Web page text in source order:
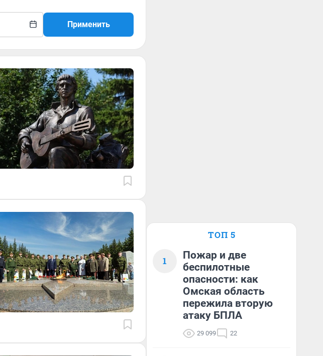
Применить
ТОП 5
1
Пожар и две
беспилотные
опасности: как
Омская область
пережила вторую
атаку БПЛА
29 099 22